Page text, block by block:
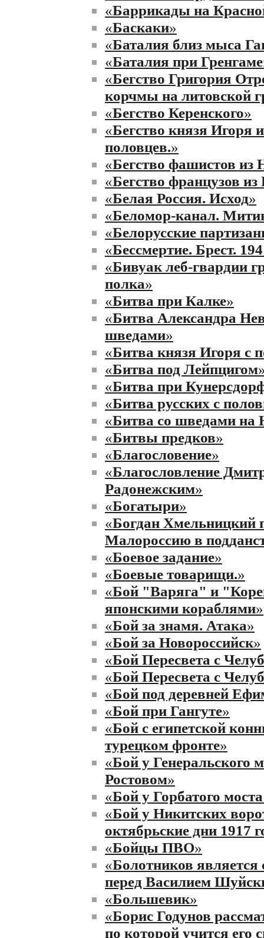
«Баррикады на
«Баскаки»
«Баталия близ мыса
«Баталия при Гренгаме
«Бегство Григория
корчмы на литовской
«Бегство Керенского»
«Бегство князя Игоря
половцев.»
«Бегство фашистов из
«Бегство французов из
«Белая Россия. Исход»
«Беломор-канал.
«Белорусские
«Бессмертие. Брест.
«Бивуак леб-гвардии
полка»
«Битва при Калке»
«Битва Александра
шведами»
«Битва князя Игоря с
«Битва под Лейпцигом
«Битва при
«Битва русских с
«Битва со шведами на
«Битвы предков»
«Благословение»
«Благословление
Радонежским»
«Богатыри»
«Богдан Хмельницкий
Малороссию в
«Боевое задание»
«Боевые товарищи.»
«Бой "Варяга" и
японскими кораблями»
«Бой за знамя. Атака»
«Бой за Новороссийск»
«Бой Пересвета с
«Бой Пересвета с
«Бой под деревней
«Бой при Гангуте»
«Бой с египетской
турецком фронте»
«Бой у Генеральского
Ростовом»
«Бой у Горбатого
«Бой у Никитских
октябрьские дни 1917
«Бойцы ПВО»
«Болотников является
перед Василием
«Большевик»
«Борис Годунов
по которой учится его